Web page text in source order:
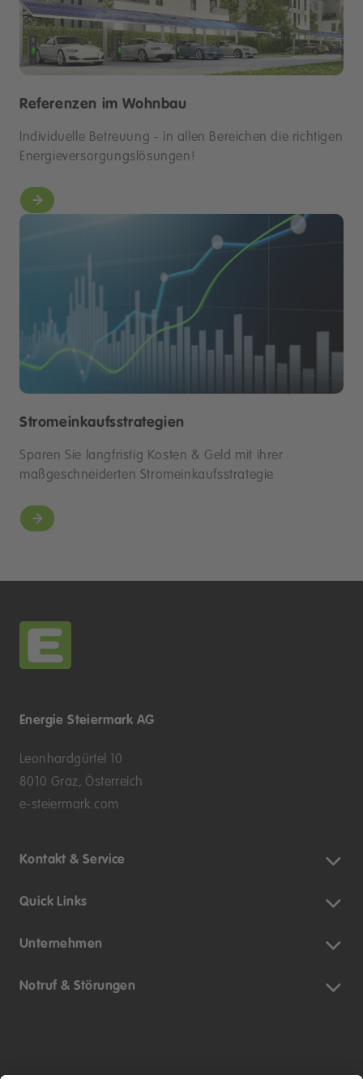
Referenzen im Wohnbau
Individuelle Betreuung - in allen Bereichen die richtigen
Energieversorgungslösungen!
Stromeinkaufsstrategien
Sparen Sie langfristig Kosten & Geld mit ihrer
maßgeschneiderten Stromeinkaufsstrategie
Energie Steiermark AG
Leonhardgürtel 10
8010 Graz, Österreich
e-steiermark.com
Kontakt & Service
Quick Links
Unternehmen
Notruf & Störungen